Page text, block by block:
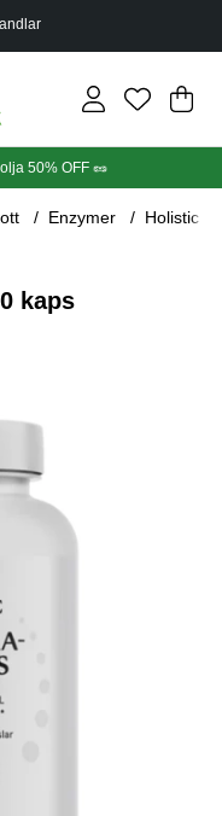
Din
.
50% OFF 🥜
Enzymer Holistic
kaps